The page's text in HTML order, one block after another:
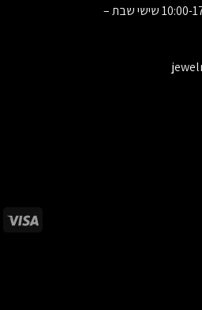
שעות פעילות: פתוח א-ה 10:00-17:00 שישי שבת –